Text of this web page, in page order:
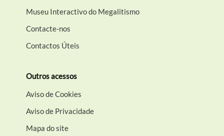
Museu Interactivo do Megalitismo
Contacte-nos
Contactos Úteis
Outros acessos
Aviso de Cookies
Aviso de Privacidade
Mapa do site